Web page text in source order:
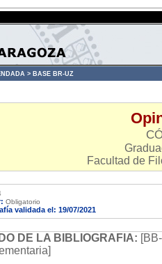
> BASE BR-UZ
Facultad de
Obligatorio
validada el: 19/07/2021
DE LA BIBLIOGRAFIA: